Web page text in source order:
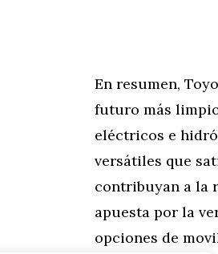
En resumen,
futuro más
eléctricos e
versátiles que
contribuyan a la
apuesta por la
opciones de